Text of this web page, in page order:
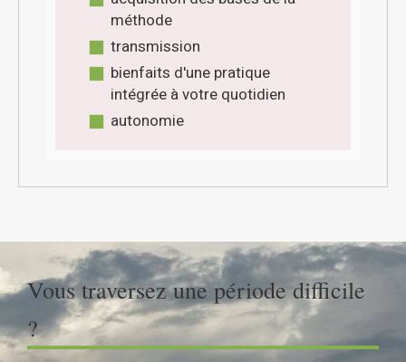
méthode
transmission
bienfaits d'une pratique
intégrée à votre quotidien
autonomie
Vous traversez une période difficile
?